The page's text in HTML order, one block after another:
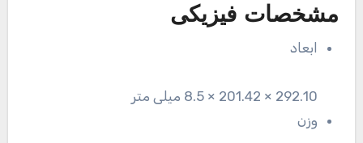
مشخصات فیزیکی
ابعاد
292.10 × 201.42 × 8.5 میلی متر
وزن